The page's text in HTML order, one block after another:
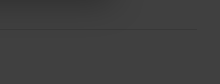
Einstellungen können
49 (1) lit. a DSGVO.